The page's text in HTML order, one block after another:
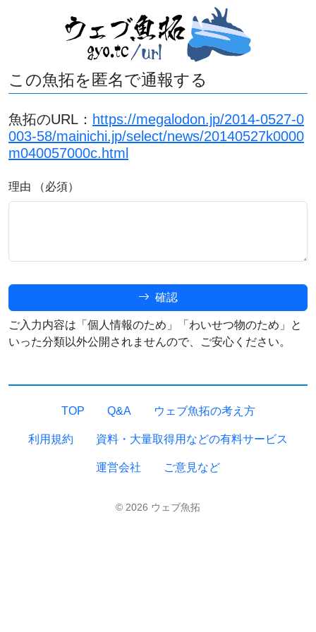
この魚拓を匿名で通報する
魚拓のURL： https://megalodon.jp/2014-0527-0
003-58/mainichi.jp/select/news/20140527k0000
m040057000c.html
理由 （必須）
確認
ご入力内容は「個人情報のため」「わいせつ物のため」と
いった分類以外公開されませんので、ご安心ください。
TOP Q&A ウェブ魚拓の考え方
利用規約 資料・大量取得用などの有料サービス
運営会社 ご意見など
© 2026 ウェブ魚拓